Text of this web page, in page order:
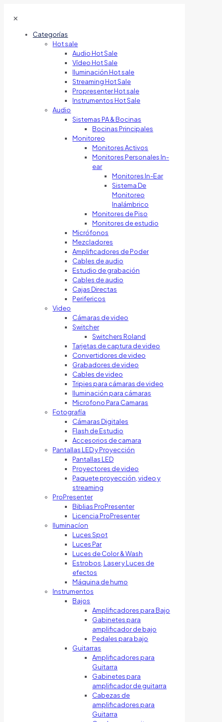
✕
Categorías
Hot sale
Audio Hot Sale
Vídeo Hot Sale
Iluminación Hot sale
Streaming Hot Sale
Propresenter Hot sale
Instrumentos Hot Sale
Audio
Sistemas PA & Bocinas
Bocinas Principales
Monitoreo
Monitores Activos
Monitores Personales In-
ear
Monitores In-Ear
Sistema De
Monitoreo
Inalámbrico
Monitores de Piso
Monitores de estudio
Micrófonos
Mezcladores
Amplificadores de Poder
Cables de audio
Estudio de grabación
Cables de audio
Cajas Directas
Perifericos
Video
Cámaras de video
Switcher
Switchers Roland
Tarjetas de captura de video
Convertidores de video
Grabadores de video
Cables de video
Tripies para cámaras de video
Iluminación para cámaras
Microfono Para Camaras
Fotografía
Cámaras Digitales
Flash de Estudio
Accesorios de camara
Pantallas LED y Proyección
Pantallas LED
Proyectores de video
Paquete proyección, video y
streaming
ProPresenter
Biblias ProPresenter
Licencia ProPresenter
Iluminacíon
Luces Spot
Luces Par
Luces de Color & Wash
Estrobos, Laser y Luces de
efectos
Máquina de humo
Instrumentos
Bajos
Amplificadores para Bajo
Gabinetes para
amplificador de bajo
Pedales para bajo
Guitarras
Amplificadores para
Guitarra
Gabinetes para
amplificador de guitarra
Cabezas de
amplificadores para
Guitarra